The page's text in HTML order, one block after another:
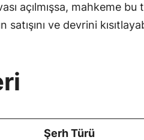
açılmışsa, mahkeme bu
satışını ve devrini
Şerh Türü